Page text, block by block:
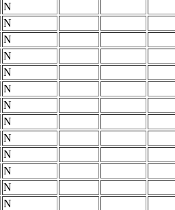
N
N
N
N
N
N
N
N
N
N
N
N
N